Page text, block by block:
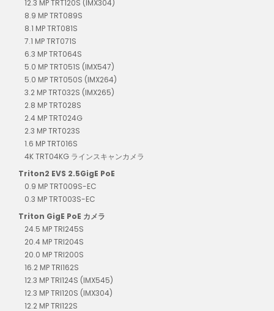
12.3 MP TRT120S (IMX304)
8.9 MP TRT089S
8.1 MP TRT081S
7.1 MP TRT071S
6.3 MP TRT064S
5.0 MP TRT051S (IMX547)
5.0 MP TRT050S (IMX264)
3.2 MP TRT032S (IMX265)
2.8 MP TRT028S
2.4 MP TRT024G
2.3 MP TRT023S
1.6 MP TRT016S
4K TRT04KG ラインスキャンカメラ
Triton2 EVS 2.5GigE PoE
0.9 MP TRT009S-EC
0.3 MP TRT003S-EC
Triton GigE PoE カメラ
24.5 MP TRI245S
20.4 MP TRI204S
20.0 MP TRI200S
16.2 MP TRI162S
12.3 MP TRI124S (IMX545)
12.3 MP TRI120S (IMX304)
12.2 MP TRI122S